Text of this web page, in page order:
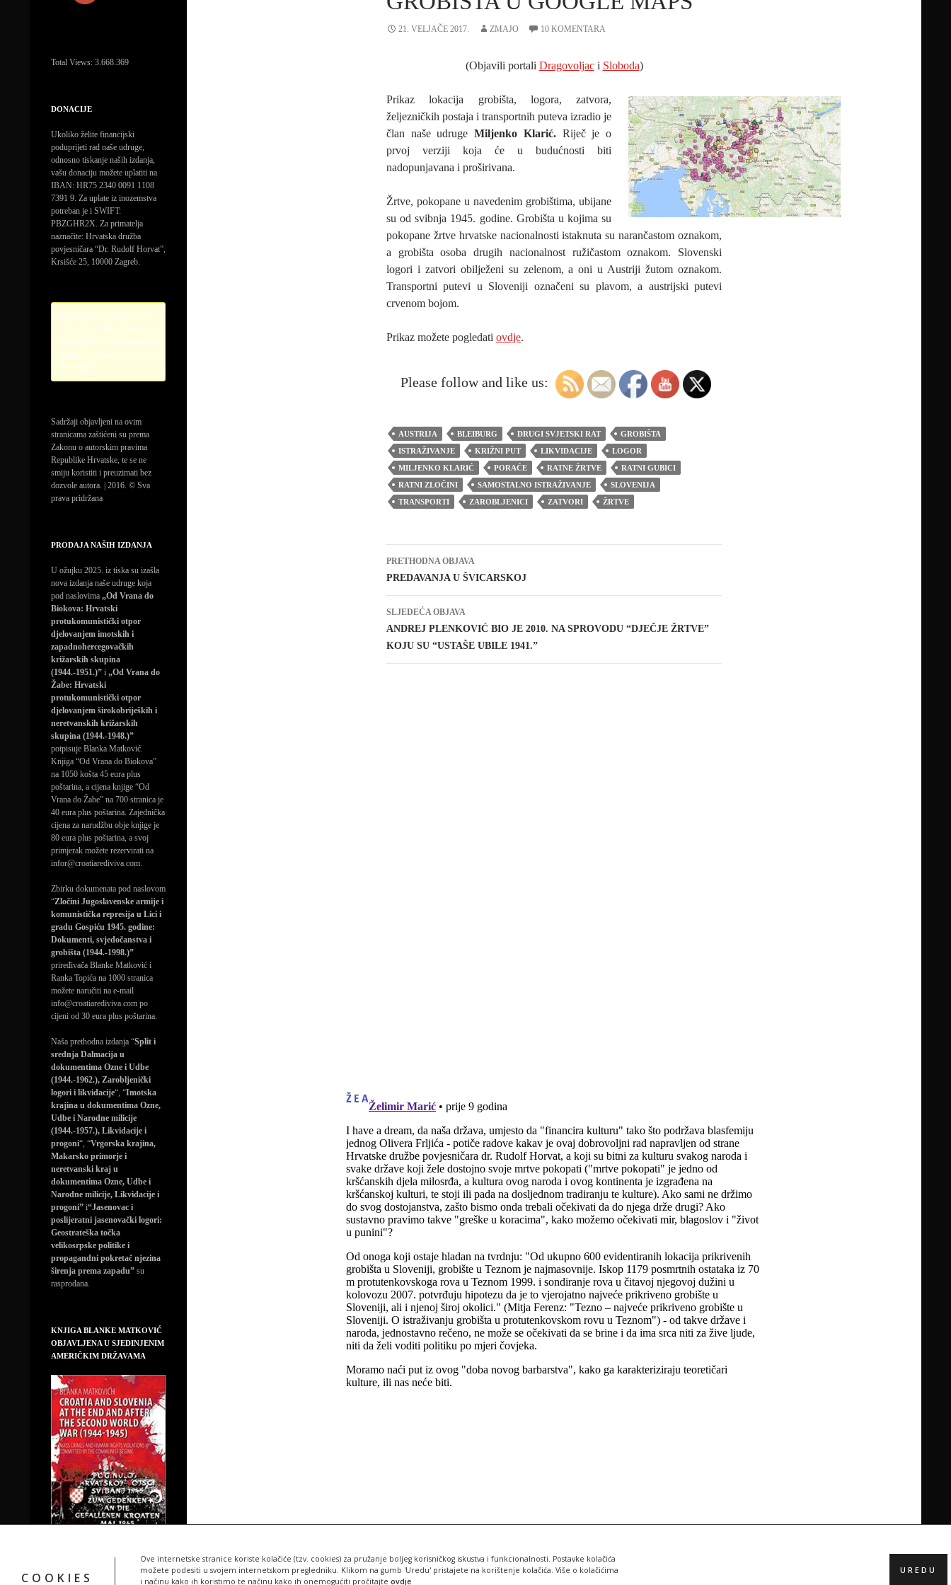
COOKIES
Ove internetske stranice koriste kolačiće (tzv. cookies) za pružanje boljeg korisničkog iskustva i funkcionalnosti. Postavke kolačića
možete podesiti u svojem internetskom pregledniku. Klikom na gumb 'Uredu' pristajete na korištenje kolačića. Više o kolačićima
i načinu kako ih koristimo te načinu kako ih onemogućiti pročitajte ovdje
UREDU
21. VELJAČE 2017. ZMAJO 10 KOMENTARA
(Objavili portali Dragovoljaci Sloboda)
Prikaz lokacija grobišta, logora, zatvora,
željezničkih postaja i transportnih puteva izradio je
član naše udrugeMiljenko Klarić.Riječ je o
prvoj verziji koja će u budućnosti biti
nadopunjavana i proširivana.
Žrtve, pokopane u navedenim grobištima, ubijane
su od svibnja 1945. godine. Grobišta u kojima su
pokopane žrtve hrvatske nacionalnosti istaknuta su narančastom oznakom,
a grobišta osoba drugih nacionalnost ružičastom oznakom. Slovenski
logori i zatvori obilježeni su zelenom, a oni u Austriji žutom oznakom.
Transportni putevi u Sloveniji označeni su plavom, a austrijski putevi
crvenom bojom.
Prikaz možete pogledati ovdje.
Please follow and like us:
AUSTRIJA BLEIBURG DRUGI SVJETSKI RAT
GROBIŠTA
ISTRAŽIVANJE
KRIŽNI PUT LIKVIDACIJE
LOGOR
MILJENKO KLARIĆ
PORAĆE RATNE ŽRTVE
RATNI GUBICI
RATNI ZLOČINI
SAMOSTALNO ISTRAŽIVANJE
SLOVENIJA
TRANSPORTI
ZAROBLJENICI ZATVORI ŽRTVE
Navigacija
objava
PRETHODNA OBJAVA
PREDAVANJA U ŠVICARSKOJ
SLJEDEĆA OBJAVA
ANDREJ PLENKOVIĆ BIO JE 2010. NA SPROVODU “DJEČJE ŽRTVE”
KOJU SU “USTAŠE UBILE 1941.”
Total Views: 3.668.369
DONACIJE
Ukoliko želite financijski
poduprijeti rad naše udruge,
odnosno tiskanje naših izdanja,
vašu donaciju možete uplatiti na
IBAN: HR75 2340 0091 1108
7391 9. Za uplate iz inozemstva
potreban je i SWIFT:
PBZGHR2X. Za primatelja
naznačite: Hrvatska družba
povjesničara “Dr. Rudolf Horvat”,
Krsišće 25, 10000 Zagreb.
Sadržaji objavljeni na ovim
stranicama zaštićeni su prema
Zakonu o autorskim pravima
Republike Hrvatske, te se ne
smiju koristiti i preuzimati bez
dozvole autora. | 2016. © Sva
prava pridržana
PRODAJA NAŠIH IZDANJA
U ožujku 2025. iz tiska su izašla
nova izdanja naše udruge koja
pod naslovima „Od Vrana do
Biokova: Hrvatski
protukomunistički otpor
djelovanjem imotskih i
zapadnohercegovačkih
križarskih skupina
(1944.-1951.)” i „Od Vrana do
Žabe: Hrvatski
protukomunistički otpor
djelovanjem širokobrijeških i
neretvanskih križarskih
skupina (1944.-1948.)”
potpisuje Blanka Matković.
Knjiga “Od Vrana do Biokova”
na 1050 košta 45 eura plus
poštarina, a cijena knjige “Od
Vrana do Žabe” na 700 stranica je
40 eura plus poštarina. Zajednička
cijena za narudžbu obje knjige je
80 eura plus poštarina, a svoj
primjerak možete rezervirati na
infor@croatiarediviva.com.
Zbirku dokumenata pod naslovom
“Zločini Jugoslavenske armije i
komunistička represija u Lici i
gradu Gospiću 1945. godine:
Dokumenti, svjedočanstva i
grobišta (1944.-1998.)”
priređivača Blanke Matković i
Ranka Topića na 1000 stranica
možete naručiti na e-mail
info@croatiarediviva.com po
cijeni od 30 eura plus poštarina.
Naša prethodna izdanja “Split i
srednja Dalmacija u
dokumentima Ozne i Udbe
(1944.-1962.), Zarobljenički
logori i likvidacije“, “Imotska
krajina u dokumentima Ozne,
Udbe i Narodne milicije
(1944.-1957.), Likvidacije i
progoni“, “Vrgorska krajina,
Makarsko primorje i
neretvanski kraj u
dokumentima Ozne, Udbe i
Narodne milicije, Likvidacije i
progoni” i“Jasenovac i
poslijeratni jasenovački logori:
Geostrateška točka
velikosrpske politike i
propagandni pokretač njezina
širenja prema zapadu” su
rasprodana.
KNJIGA BLANKE MATKOVIĆ
OBJAVLJENA U SJEDINJENIM
AMERIČKIM DRŽAVAMA